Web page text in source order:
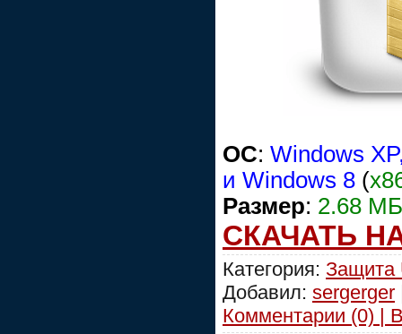
OC:Windows
и Windows 8 (
Размер: 2.68 МБ
СКАЧАТЬ
Категория: Защита
Добавил: sergerger
Комментарии (0) |